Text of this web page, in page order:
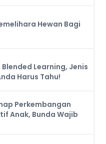
Hewan Bagi
Learning, Jenis
Harus Tahu!
Perkembangan
Anak, Bunda Wajib